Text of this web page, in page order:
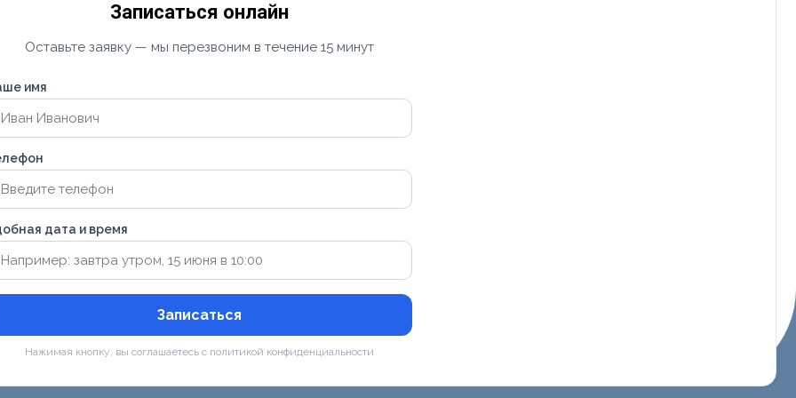
Записаться онлайн
Оставьте заявку — мы перезвоним в течение 15 минут
имя
дата и время
Записаться
Нажимая кнопку, вы соглашаетесь с политикой конфиденциальности